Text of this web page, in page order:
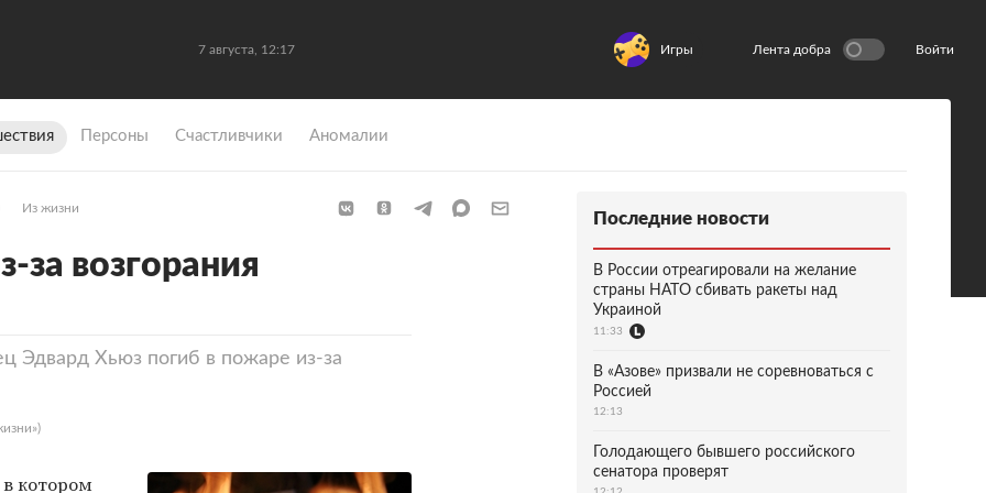
7 августа, 12:17 Игры Лента добра Войти
Персоны Счастливчики Аномалии
Из жизни
за возгорания
Эдвард Хьюз погиб в пожаре из-за
котором
Последние новости
В России отреагировали на желание
страны НАТО сбивать ракеты над
Украиной
11:33
В «Азове» призвали не соревноваться с
Россией
12:13
Голодающего бывшего российского
сенатора проверят